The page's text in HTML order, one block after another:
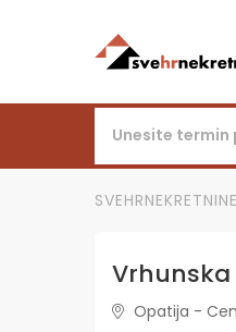
SVEHRNEKRETNINE
Opatija -